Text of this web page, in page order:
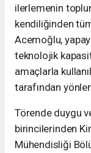
ilerlemenin
kendiliğinden
Acemoğlu,
teknolojik
amaçlarla
tarafından
Törende duygu
birincilerinden
Mühendisliği